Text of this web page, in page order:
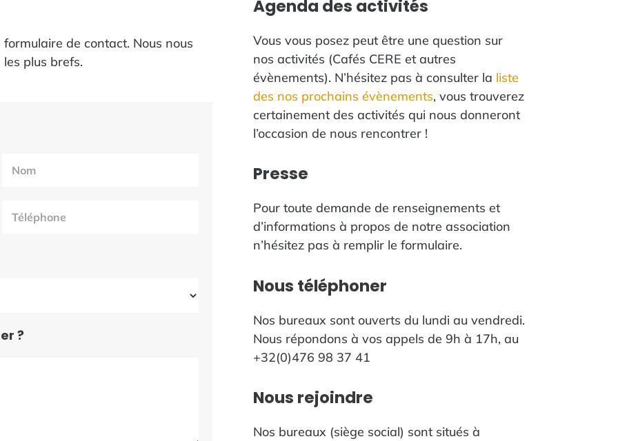
de contact. Nous nous
plus brefs.
?
Agenda des activités
Vous vous posez peut être une question sur
nos activités (Cafés CERE et autres
évènements). N’hésitez pas à consulter la liste
des nos prochains évènements, vous trouverez
certainement des activités qui nous donneront
l’occasion de nous rencontrer !
Presse
Pour toute demande de renseignements et
d’informations à propos de notre association
n’hésitez pas à remplir le formulaire.
Nous téléphoner
Nos bureaux sont ouverts du lundi au vendredi.
Nous répondons à vos appels de 9h à 17h, au
+32(0)476 98 37 41
Nous rejoindre
Nos bureaux (siège social) sont situés à